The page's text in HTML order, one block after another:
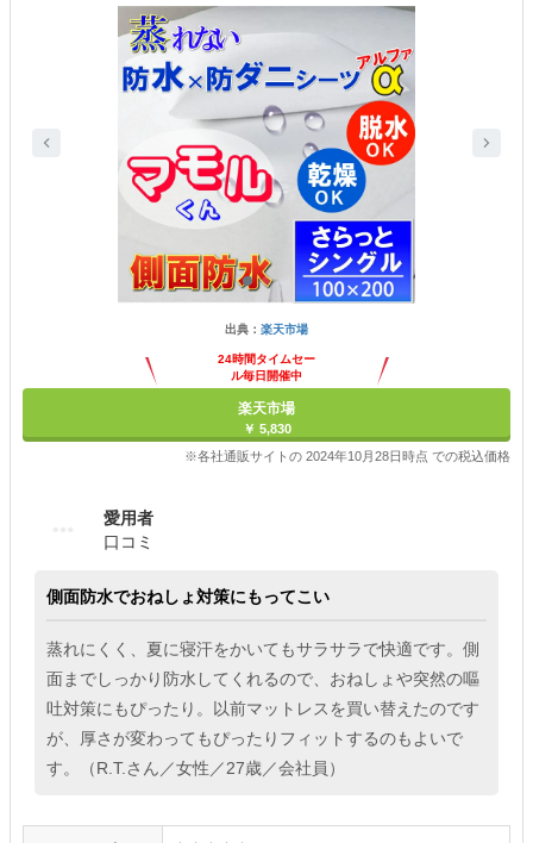
出典： 楽天市場
24時間タイムセー
ル毎日開催中
楽天市場
￥ 5,830
※各社通販サイトの 2024年10月28日時点 での税込価格
愛用者
口コミ
側面防水でおねしょ対策にもってこい
蒸れにくく、夏に寝汗をかいてもサラサラで快適です。側
面までしっかり防水してくれるので、おねしょや突然の嘔
吐対策にもぴったり。以前マットレスを買い替えたのです
が、厚さが変わってもぴったりフィットするのもよいで
す。（R.T.さん／女性／27歳／会社員）